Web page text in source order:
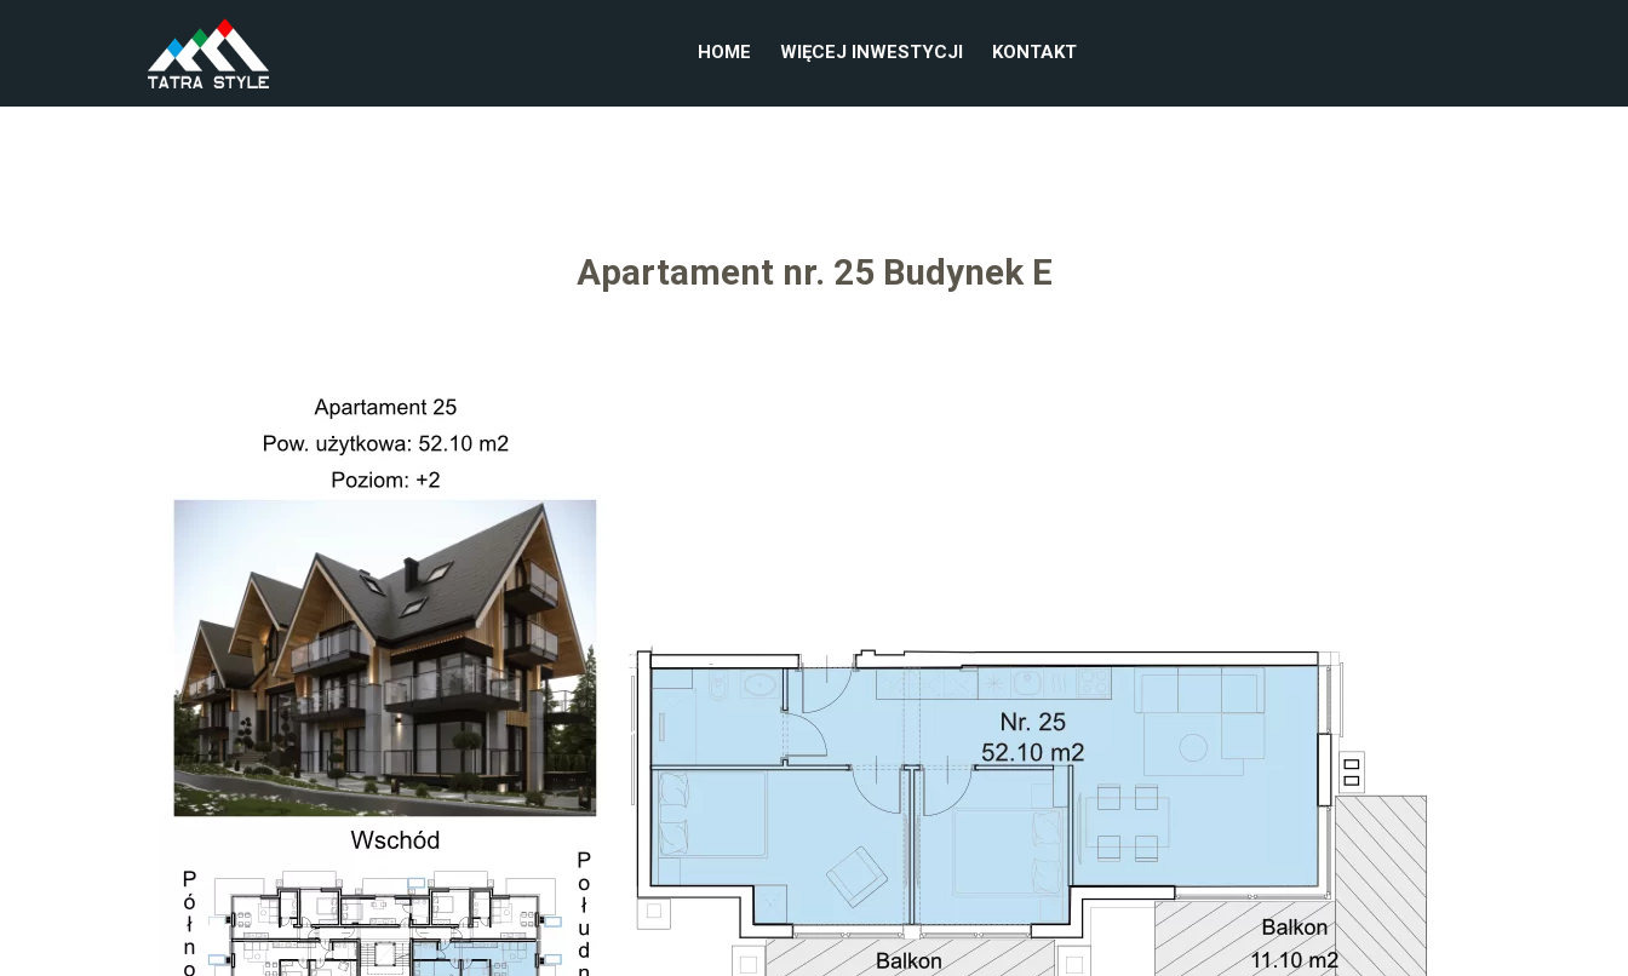
HOME WIĘCEJ INWESTYCJI KONTAKT
Apartament nr. 25 Budynek E